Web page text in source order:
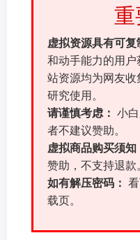
重
虚拟资源具有可复
和动手能力的用
站资源均为网友
研究使用。
请谨慎考虑： 小
者不建议赞助。
虚拟商品购买须知
赞助，不支持退款
如有解压密码：
载页。